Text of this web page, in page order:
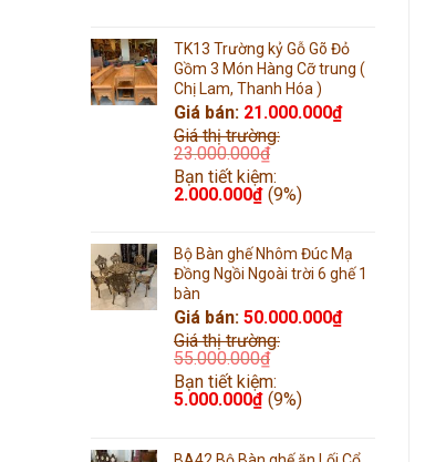
TK13 Trường kỷ Gỗ Gõ Đỏ
Gồm 3 Món Hàng Cỡ trung (
Chị Lam, Thanh Hóa )
Giá bán: 21.000.000₫
Giá thị trường:
23.000.000₫
Bạn tiết kiệm:
2.000.000₫ (9%)
Bộ Bàn ghế Nhôm Đúc Mạ
Đồng Ngồi Ngoài trời 6 ghế 1
bàn
Giá bán: 50.000.000₫
Giá thị trường:
55.000.000₫
Bạn tiết kiệm:
5.000.000₫ (9%)